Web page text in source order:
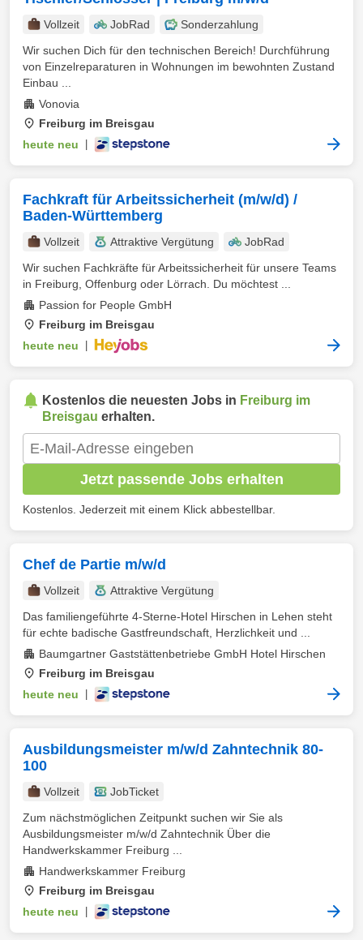
Vollzeit JobRad
Sonderzahlung
Wir suchen Dich für den technischen Bereich! Durchführung
von Einzelreparaturen in Wohnungen im bewohnten Zustand
Einbau ...
Vonovia
Freiburg im Breisgau
heute neu
Fachkraft für Arbeitssicherheit (m/w/d) /
Baden-Württemberg
Vollzeit Attraktive Vergütung
JobRad
Wir suchen Fachkräfte für Arbeitssicherheit für unsere Teams
in Freiburg, Offenburg oder Lörrach. Du möchtest ...
Passion for People GmbH
Freiburg im Breisgau
heute neu
Kostenlos die neuesten Jobs in Freiburg im
Breisgau erhalten.
Jetzt passende Jobs erhalten
Kostenlos. Jederzeit mit einem Klick abbestellbar.
Chef de Partie m/w/d
Vollzeit
Attraktive Vergütung
Das familiengeführte 4-Sterne-Hotel Hirschen in Lehen steht
für echte badische Gastfreundschaft, Herzlichkeit und ...
Baumgartner Gaststättenbetriebe GmbH Hotel Hirschen
Freiburg im Breisgau
heute neu
Ausbildungsmeister m/w/d Zahntechnik 80-
100
Vollzeit
JobTicket
Zum nächstmöglichen Zeitpunkt suchen wir Sie als
Ausbildungsmeister m/w/d Zahntechnik Über die
Handwerkskammer Freiburg ...
Handwerkskammer Freiburg
Freiburg im Breisgau
heute neu